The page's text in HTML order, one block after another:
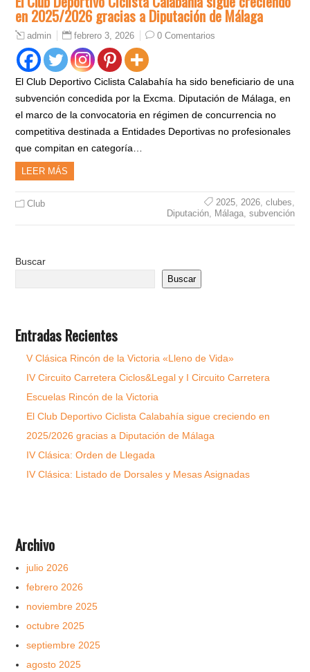
en 2025/2026 gracias a Diputación de Málaga
admin febrero 3, 2026 0 Comentarios
El Club Deportivo Ciclista Calabahía ha sido beneficiario de una
subvención concedida por la Excma. Diputación de Málaga, en
el marco de la convocatoria en régimen de concurrencia no
competitiva destinada a Entidades Deportivas no profesionales
que compitan en categoría…
LEER MÁS
Club 2025, 2026, clubes
Diputación, Málaga, subvención
Buscar
Buscar
Entradas Recientes
V Clásica Rincón de la Victoria «Lleno de Vida»
IV Circuito Carretera Ciclos&Legal y I Circuito Carretera
Escuelas Rincón de la Victoria
El Club Deportivo Ciclista Calabahía sigue creciendo en
2025/2026 gracias a Diputación de Málaga
IV Clásica: Orden de Llegada
IV Clásica: Listado de Dorsales y Mesas Asignadas
Archivo
julio 2026
febrero 2026
noviembre 2025
octubre 2025
septiembre 2025
agosto 2025